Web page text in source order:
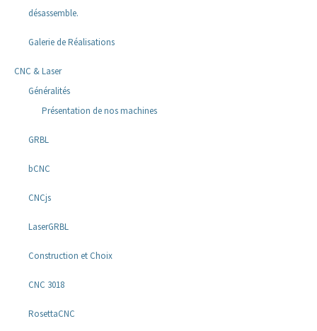
désassemble.
Galerie de Réalisations
CNC & Laser
Généralités
Présentation de nos machines
GRBL
bCNC
CNCjs
LaserGRBL
Construction et Choix
CNC 3018
RosettaCNC